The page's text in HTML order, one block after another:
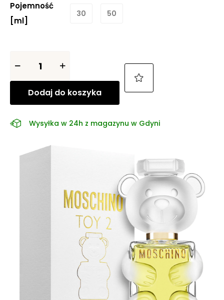
Pojemność
[ml]
30 50
Dodaj do koszyka
Wysyłka w 24h z magazynu w Gdyni